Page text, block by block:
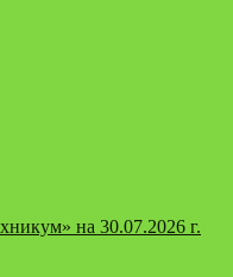
на 30.07.2026 г.